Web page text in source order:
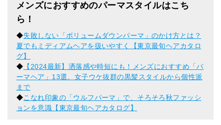
メンズにおすすめのパーマスタイルはこち
ら！
◆失敗しない「ボリュームダウンパーマ」のかけ方とは？
夏でもミディアムヘアを扱いやすく【東京最旬ヘアカタロ
グ】
◆ 【2024最新】洒落感や時短にも！メンズにおすすめ「パ
ーマヘア」13選。女子ウケ抜群の黒髪スタイルから個性派
まで
◆こなれ印象の「ウルフパーマ」で、そろそろ秋ファッシ
ョンを意識【東京最旬ヘアカタログ】